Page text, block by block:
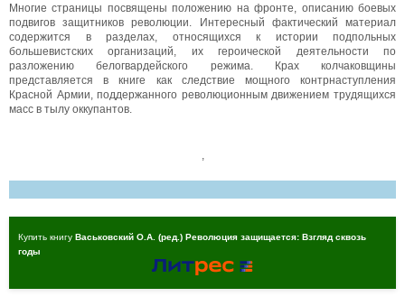
Многие страницы посвящены положению на фронте, описанию боевых
подвигов защитников революции. Интересный фактический материал
содержится в разделах, относящихся к истории подпольных
большевистских организаций, их героической деятельности по
разложению белогвардейского режима. Крах колчаковщины
представляется в книге как следствие мощного контрнаступления
Красной Армии, поддержанного революционным движением трудящихся
масс в тылу оккупантов.
,
Купить книгу Васьковский О.А. (ред.) Революция защищается: Взгляд сквозь
годы